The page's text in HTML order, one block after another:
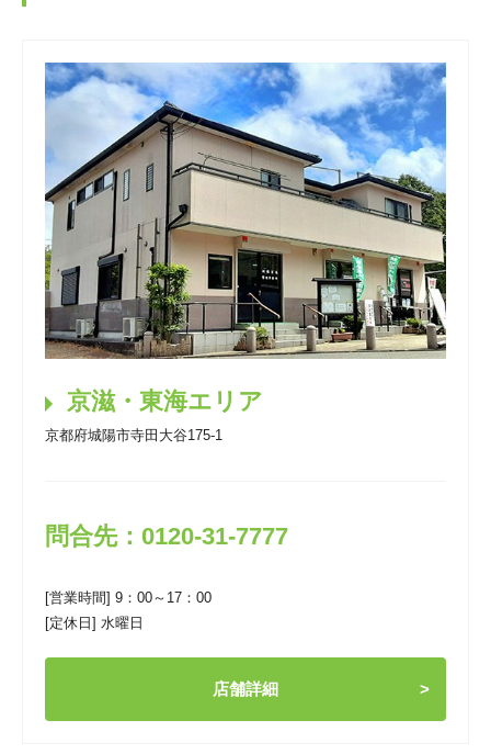
京滋・東海エリア
京都府城陽市寺田大谷175-1
問合先：0120-31-7777
[営業時間] 9：00～17：00
[定休日] 水曜日
店舗詳細